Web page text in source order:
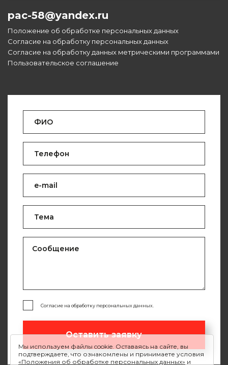
pac-58@yandex.ru
Положение об обработке персональных данных
Согласие на обработку персональных данных
Согласие на обработку данных метрическими программами
Пользовательское соглашение
Согласие на обработку персональных данных.
Оставить заявку
Мы используем файлы cookie. Оставаясь на сайте, вы
подтверждаете, что ознакомлены и принимаете условия
«Положения об обработке персональных данных» и